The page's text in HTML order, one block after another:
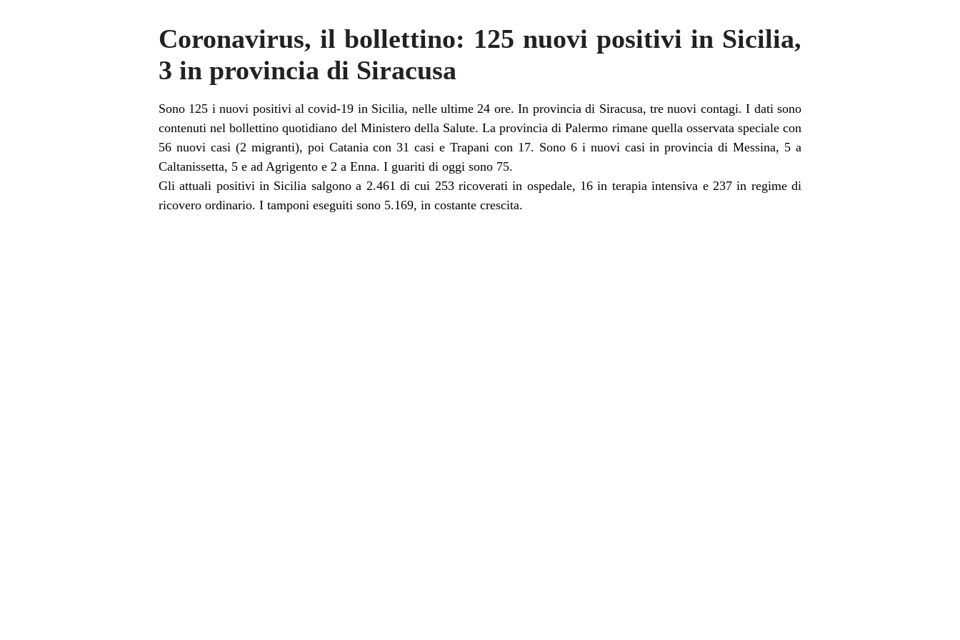
Coronavirus, il bollettino: 125 nuovi positivi in Sicilia,
3 in provincia di Siracusa
Sono 125 i nuovi positivi al covid-19 in Sicilia, nelle ultime 24 ore. In provincia di Siracusa, tre nuovi contagi. I dati sono
contenuti nel bollettino quotidiano del Ministero della Salute. La provincia di Palermo rimane quella osservata speciale con
56 nuovi casi (2 migranti), poi Catania con 31 casi e Trapani con 17. Sono 6 i nuovi casi in provincia di Messina, 5 a
Caltanissetta, 5 e ad Agrigento e 2 a Enna. I guariti di oggi sono 75.
Gli attuali positivi in Sicilia salgono a 2.461 di cui 253 ricoverati in ospedale, 16 in terapia intensiva e 237 in regime di
ricovero ordinario. I tamponi eseguiti sono 5.169, in costante crescita.